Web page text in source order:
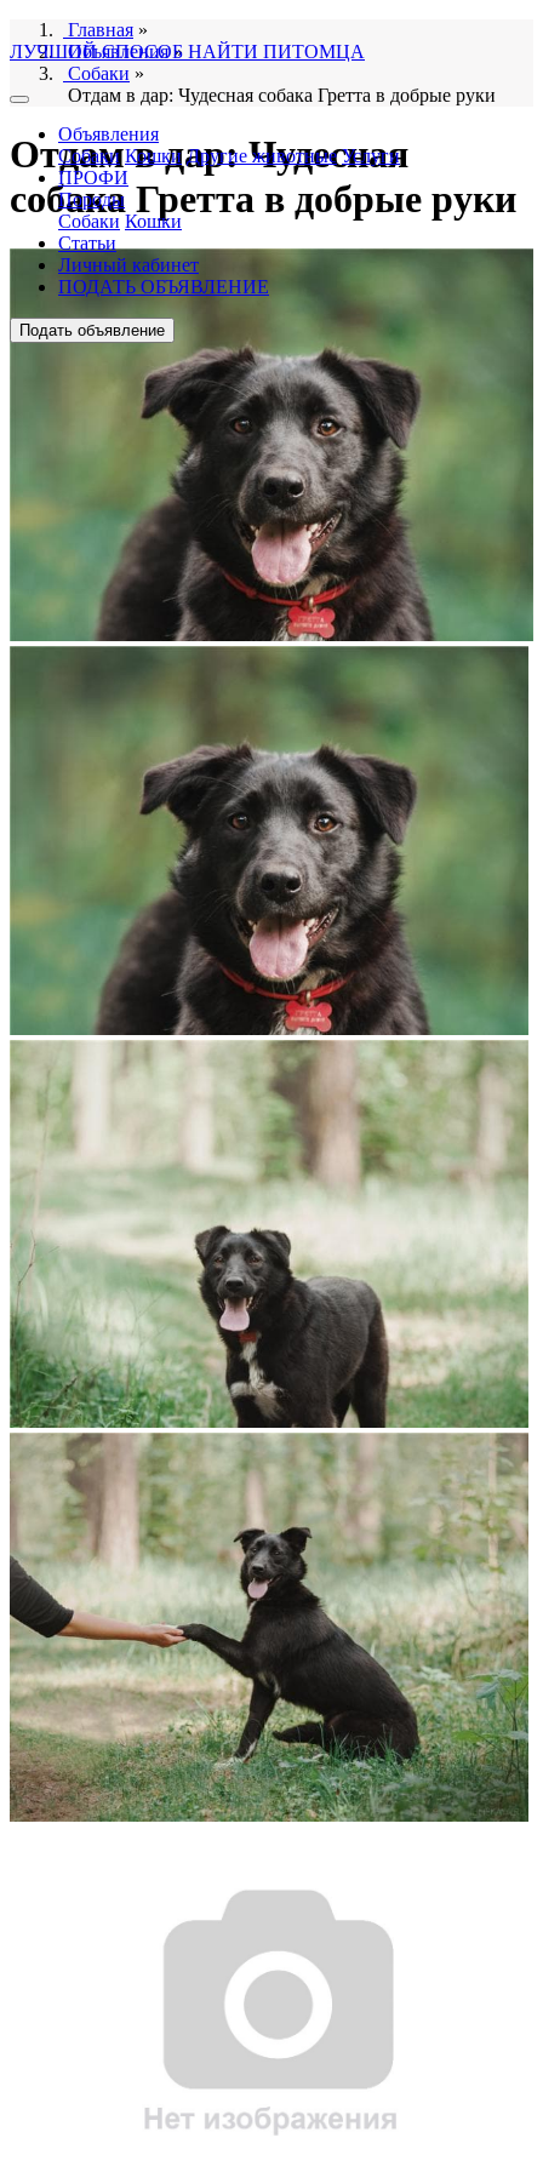
ЛУЧШИЙ СПОСОБ НАЙТИ ПИТОМЦА
Объявления
Собаки Кошки Другие животные Услуги
ПРОФИ
Породы
Собаки Кошки
Статьи
Личный кабинет
ПОДАТЬ ОБЪЯВЛЕНИЕ
Подать объявление
Главная »
Объявления»
Собаки »
Отдам в дар: Чудесная собака Гретта в добрые руки
Отдам в дар: Чудесная
собака Гретта в добрые руки